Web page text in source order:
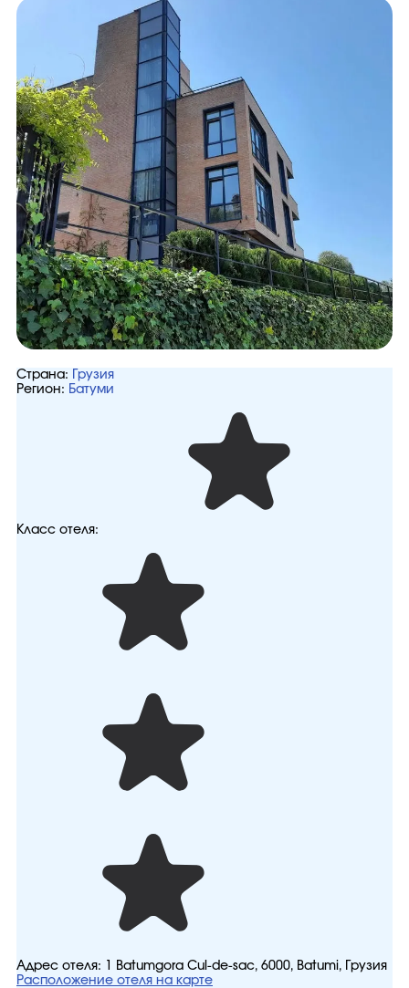
Страна:
Грузия
Регион: Батуми
Класс отеля:
Адрес отеля:
1 Batumgora Cul-de-sac, 6000, Batumi, Грузия
Расположение отеля на карте